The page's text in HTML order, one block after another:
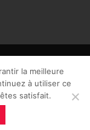
web réalisé par
la meilleure
à utiliser ce
satisfait.